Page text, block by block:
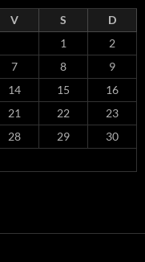
V S
D
1
2
7 8
9
14 15
16
21 22
23
28 29
30